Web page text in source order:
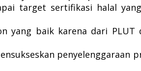
target sertifikasi halal
baik karena dari PLUT